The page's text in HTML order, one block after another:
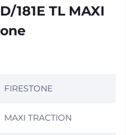
181Е TL MAXI
FIRESTONE
MAXI TRACTION